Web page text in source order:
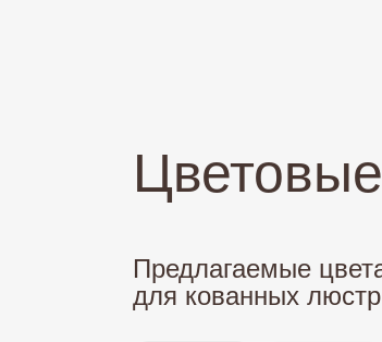
Предлагаемые
для кованных люстр